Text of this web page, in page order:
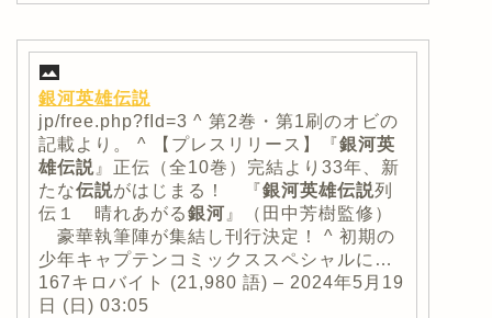
銀河英雄伝説
jp/free.php?fId=3 ^ 第2巻・第1刷のオビの
記載より。 ^ 【プレスリリース】『銀河英
雄伝説 』正伝（全10巻）完結より33年、新
たな伝説がはじまる！ 『銀河英雄伝説列
伝１ 晴れあがる銀河 』（田中芳樹監修）
豪華執筆陣が集結し刊行決定！ ^ 初期の
少年キャプテンコミックススペシャルに…
167キロバイト (21,980 語) – 2024年5月19
日 (日) 03:05